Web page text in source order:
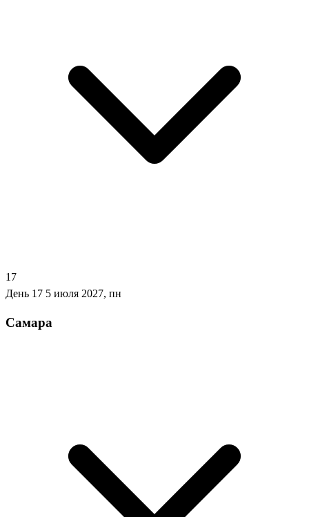
17
День 17 5 июля 2027, пн
Самара